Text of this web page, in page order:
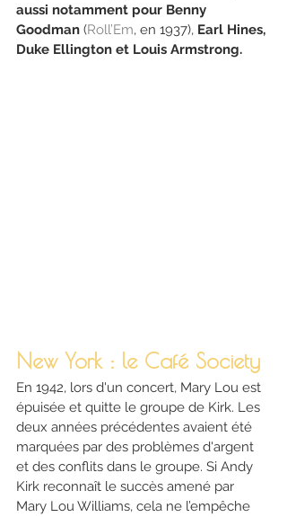
aussi notamment pour Benny
Goodman (Roll’Em, en 1937), Earl Hines,
Duke Ellington et Louis Armstrong.
New York : le Café Society
En 1942, lors d'un concert, Mary Lou est
épuisée et quitte le groupe de Kirk. Les
deux années précédentes avaient été
marquées par des problèmes d'argent
et des conflits dans le groupe. Si Andy
Kirk reconnaît le succès amené par
Mary Lou Williams, cela ne l’empêche